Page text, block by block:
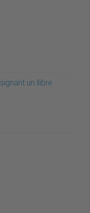
un llibre